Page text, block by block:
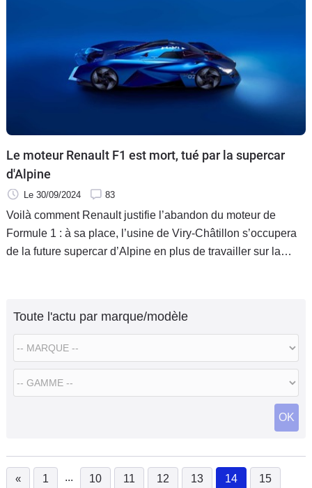
Le moteur Renault F1 est mort, tué par la supercar
d'Alpine
Le 30/09/2024 83
Voilà comment Renault justifie l’abandon du moteur de
Formule 1 : à sa place, l’usine de Viry-Châtillon s’occupera
de la future supercar d’Alpine en plus de travailler sur la
Toute l'actu par marque/modèle
OK
« 1 ... 10 11 12 13 14 15